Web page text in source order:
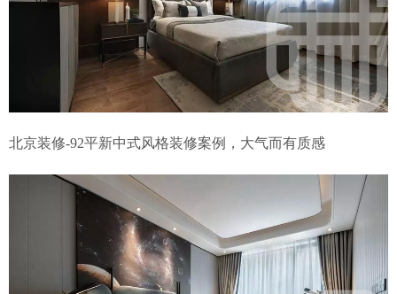
北京装修-92平新中式风格装修案例，大气而有质感